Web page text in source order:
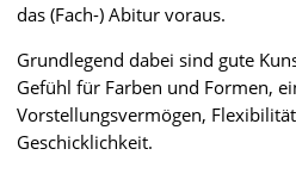
das (Fach-) Abitur voraus.
Grundlegend dabei sind gute
Gefühl für Farben und Formen,
Vorstellungsvermögen,
Geschicklichkeit.